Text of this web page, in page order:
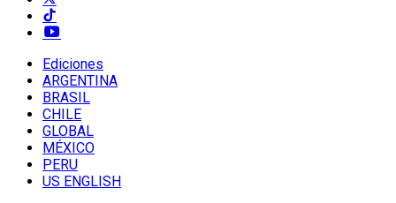
Ediciones
ARGENTINA
BRASIL
CHILE
GLOBAL
MÉXICO
PERU
US ENGLISH